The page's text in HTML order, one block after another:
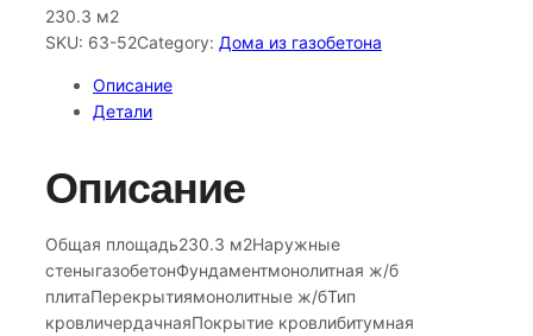
230.3 м2
SKU: 63-52Category: Дома из газобетона
Описание
Детали
Описание
Общая площадь230.3 м2Наружные
стеныгазобетонФундаментмонолитная ж/б
плитаПерекрытиямонолитные ж/бТип
кровличердачнаяПокрытие кровлибитумная